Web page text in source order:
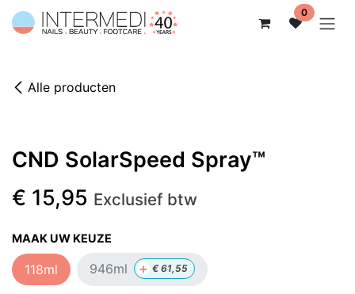
Overslaan naar inhoud 0
Alle producten
CND SolarSpeed Spray™
€ 15,95 Exclusief btw
MAAK UW KEUZE
118ml 946ml + €61,55